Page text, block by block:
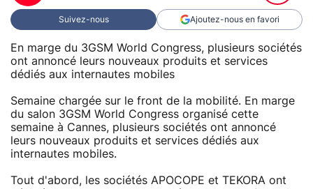
Suivez-nous Ajoutez-nous en favori
En marge du 3GSM World Congress, plusieurs sociétés
ont annoncé leurs nouveaux produits et services
dédiés aux internautes mobiles
Semaine chargée sur le front de la mobilité. En marge
du salon 3GSM World Congress organisé cette
semaine à Cannes, plusieurs sociétés ont annoncé
leurs nouveaux produits et services dédiés aux
internautes mobiles.
Tout d'abord, les sociétés APOCOPE et TEKORA ont